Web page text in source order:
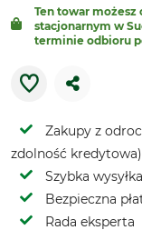
Ten towar
stacjonarnym w
terminie odbioru
Zakupy z
zdolność kredytowa)
Szybka wysyłka
Bezpieczna
Rada eksperta